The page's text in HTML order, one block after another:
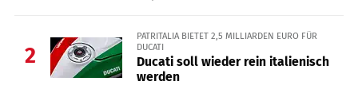
2
PATRITALIA BIETET 2,5 MILLIARDEN EURO FÜR
DUCATI
Ducati soll wieder rein italienisch
werden